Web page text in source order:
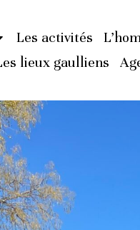
Les activités
lieux gaulliens